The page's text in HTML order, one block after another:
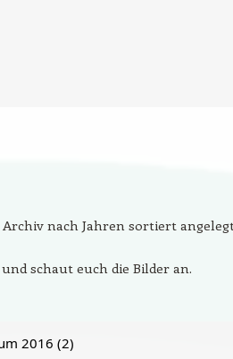
nach Jahren sortiert
schaut euch die Bilder an.
2016 (2)